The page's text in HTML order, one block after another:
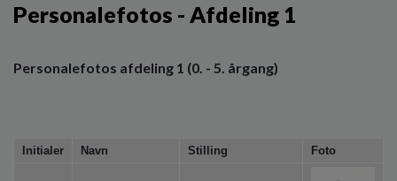
Personalefotos - Afdeling 1
Personalefotos afdeling 1 (0. - 5. årgang)
Initialer Navn Stilling Foto